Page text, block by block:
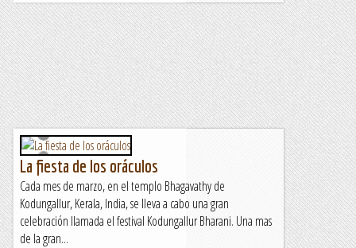
La fiesta de los oráculos
Cada mes de marzo, en el templo Bhagavathy de
Kodungallur, Kerala, India, se lleva a cabo una gran
celebración llamada el festival Kodungallur Bharani. Una mas
de la gran...